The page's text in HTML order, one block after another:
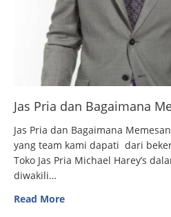
Jas Pria dan Bagaimana
Jas Pria dan Bagaimana
yang team kami dapati dari
Toko Jas Pria Michael Harey’s
diwakili…
Read More